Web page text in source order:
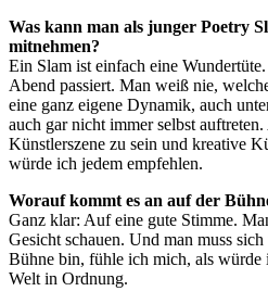
Was kann man als junger Poetry
mitnehmen?
Ein Slam ist einfach eine
Abend passiert. Man weiß nie,
eine ganz eigene Dynamik, auch
auch gar nicht immer selbst
Künstlerszene zu sein und kreative
würde ich jedem empfehlen.
Worauf kommt es an auf der
Ganz klar: Auf eine gute Stimme.
Gesicht schauen. Und man muss
Bühne bin, fühle ich mich, als würde
Welt in Ordnung.